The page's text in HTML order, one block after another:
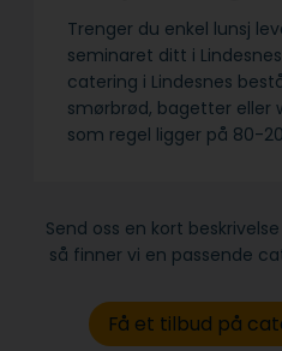
Trenger du enkel lunsj
seminaret ditt i
catering i Lindesnes
smørbrød, bagetter eller
som regel ligger på 80-
Send oss en kort
så finner vi en passende
Få et tilbud på